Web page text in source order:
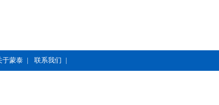
于蒙泰| 联系我们